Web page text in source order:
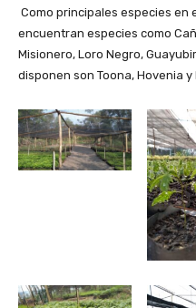
Como principales especies en
encuentran especies como
Misionero, Loro Negro,
disponen son Toona, Hovenia y